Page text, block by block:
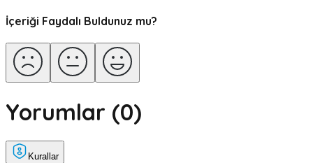
İçeriği Faydalı Buldunuz mu?
Yorumlar (0)
Kurallar